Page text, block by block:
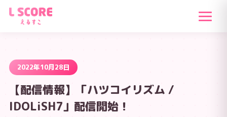
2022年10月28日
【配信情報】「ハツコイリズム /
IDOLiSH7」配信開始！